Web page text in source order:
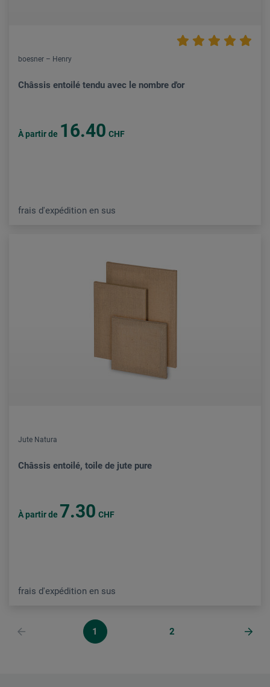
boesner – Henry
Châssis entoilé tendu avec le nombre d'or
À partir de 16.40 CHF
frais d'expédition en sus
Jute Natura
Châssis entoilé, toile de jute pure
À partir de 7.30 CHF
frais d'expédition en sus
1 2